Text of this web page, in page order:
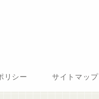
リシー サイトマップ